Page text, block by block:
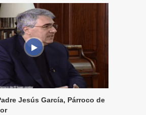
Jesús García, Párroco de